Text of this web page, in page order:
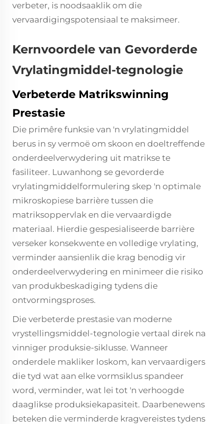
verbeter, is noodsaaklik om die
vervaardigingspotensiaal te maksimeer.
Kernvoordele van Gevorderde
Vrylatingmiddel-tegnologie
Verbeterde Matrikswinning
Prestasie
Die primêre funksie van 'n vrylatingmiddel
berus in sy vermoë om skoon en doeltreffende
onderdeelverwydering uit matrikse te
fasiliteer. Luwanhong se gevorderde
vrylatingmiddelformulering skep 'n optimale
mikroskopiese barrière tussen die
matriksoppervlak en die vervaardigde
materiaal. Hierdie gespesialiseerde barrière
verseker konsekwente en volledige vrylating,
verminder aansienlik die krag benodig vir
onderdeelverwydering en minimeer die risiko
van produkbeskadiging tydens die
ontvormingsproses.
Die verbeterde prestasie van moderne
vrystellingsmiddel-tegnologie vertaal direk na
vinniger produksie-siklusse. Wanneer
onderdele makliker loskom, kan vervaardigers
die tyd wat aan elke vormsiklus spandeer
word, verminder, wat lei tot 'n verhoogde
daaglikse produksiekapasiteit. Daarbenewens
beteken die verminderde kragvereistes tydens